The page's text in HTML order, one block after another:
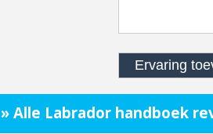
» Alle Labrador handboek